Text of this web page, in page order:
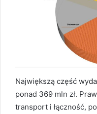
Największą część
ponad 369 mln zł.
transport i łączność,